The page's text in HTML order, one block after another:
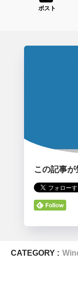
ポスト
この記事
CATEGORY :